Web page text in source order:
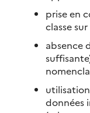
prise en
classe
absence
données